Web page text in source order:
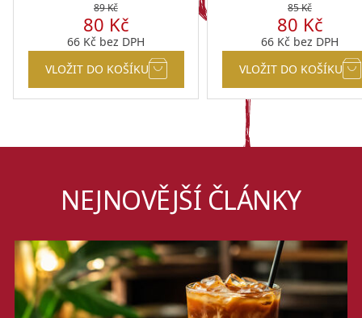
89Kč
80 Kč
66 Kč bez DPH
VLOŽIT DO KOŠÍKU
85Kč
80 Kč
66 Kč bez DPH
VLOŽIT DO KOŠÍKU
NEJNOVĚJŠÍ ČLÁNKY